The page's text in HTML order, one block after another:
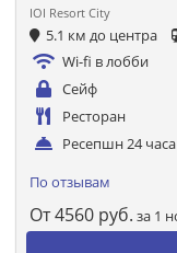
IOI Resort City
5.1 км до центра
Wi-fi в лобби
Сейф
Ресторан
Ресепшн 24 часа
По отзывам
От4560 руб. за 1